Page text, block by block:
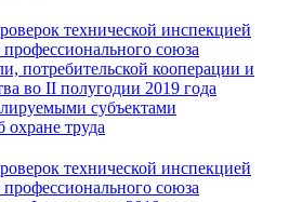
технической инспекцией
профессионального союза
потребительской кооперации и
во II полугодии 2019 года
субъектами
охране труда
технической инспекцией
профессионального союза